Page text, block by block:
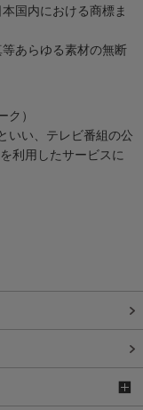
国内における商標ま
あらゆる素材の無断
ク）
いい、テレビ番組の公
利用したサービスに